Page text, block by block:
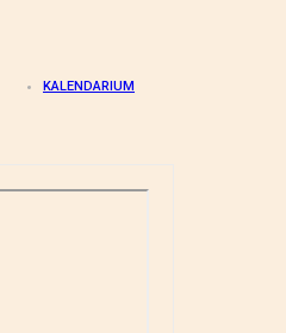
KALENDARIUM